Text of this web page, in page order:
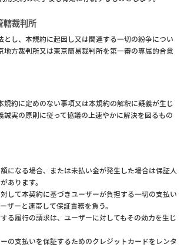
轄裁判所
とし、本規約に起因し又は関連する一切の紛争につい
地方裁判所又は東京簡易裁判所を第一審の専属的合意
規約に定めのない事項又は本規約の解釈に疑義が生じ
誠実の原則に従って協議の上速やかに解決を図るもの
になる場合、または未払い金が発生した場合は保証人
あります。
して本契約に基づきユーザーが負担する一切の支払い
ザーと連帯して保証責務を負う。
る履行の請求は、ユーザーに対してもその効力を生じ
の支払いを保証するためのクレジットカードをレンタ